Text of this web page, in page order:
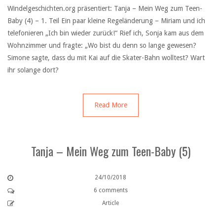
Windelgeschichten.org präsentiert: Tanja – Mein Weg zum Teen-
Baby (4) – 1. Teil Ein paar kleine Regeländerung – Miriam und ich
telefonieren „Ich bin wieder zurück!“ Rief ich, Sonja kam aus dem
Wohnzimmer und fragte: „Wo bist du denn so lange gewesen?
Simone sagte, dass du mit Kai auf die Skater-Bahn wolltest? Wart
ihr solange dort?
Read More
Tanja – Mein Weg zum Teen-Baby (5)
24/10/2018
6 comments
Article